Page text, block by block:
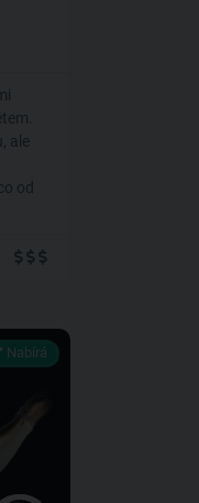
ale
od
Nabírá